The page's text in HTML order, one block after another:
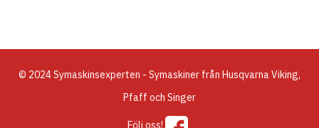
© 2024 Symaskinsexperten - Symaskiner från Husqvarna Viking,
Pfaff och Singer
Följ oss!